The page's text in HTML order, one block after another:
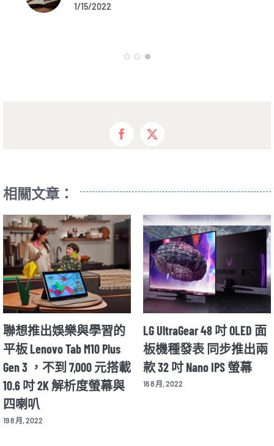
1/15/2022
Facebook
X
相關文章：
Motorola Razr 2022 年款將
在 8/11 公布細節 並同步
揭曉新款 X30 Pro 旗艦手
機
12 8 月, 2022
華碩推出全球首款具自
動色彩校正功能的專業
OLED 螢幕 Asus ProArt
Display OLED PA32DC